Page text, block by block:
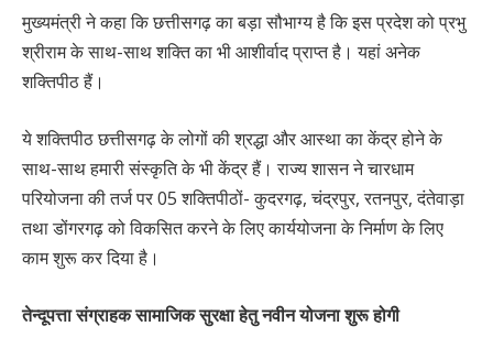
मुख्यमंत्री ने कहा कि छत्तीसगढ़ का बड़ा सौभाग्य है कि इस प्रदेश को प्रभु
श्रीराम के साथ-साथ शक्ति का भी आशीर्वाद प्राप्त है। यहां अनेक
शक्तिपीठ हैं।
ये शक्तिपीठ छत्तीसगढ़ के लोगों की श्रद्धा और आस्था का केंद्र होने के
साथ-साथ हमारी संस्कृति के भी केंद्र हैं। राज्य शासन ने चारधाम
परियोजना की तर्ज पर 05 शक्तिपीठों- कुदरगढ़, चंद्रपुर, रतनपुर, दंतेवाड़ा
तथा डोंगरगढ़ को विकसित करने के लिए कार्ययोजना के निर्माण के लिए
काम शुरू कर दिया है।
तेन्दूपत्ता संग्राहक सामाजिक सुरक्षा हेतु नवीन योजना शुरू होगी